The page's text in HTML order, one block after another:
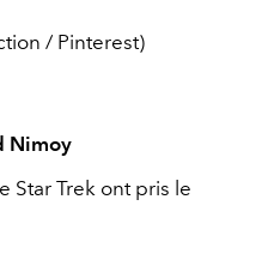
/ Pinterest)
Nimoy
Star Trek ont pris le